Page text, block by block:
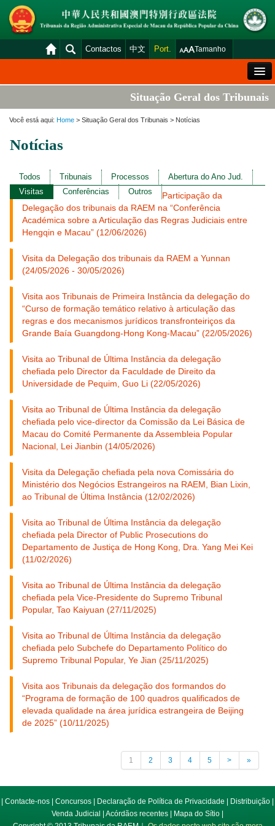
Contactos 中文 Port. Tamanho
Situação Geral dos Tribunais
Venda Judicial
Estatística
Consulta das declarações de rendimentos
Download
Plataforma electrónica dos tribunais
Situação Geral dos Tribunais
Você está aqui: Home > Situação Geral dos Tribunais > Notícias
Notícias
Todos Tribunais Processos
Abertura do Ano Jud.
Visitas
Conferências Outros
Participação da
Delegação dos tribunais da RAEM na “Conferência
Académica sobre a Articulação das Regras Judiciais entre
Hengqin e Macau” (12/06/2026)
Visita da Delegação dos tribunais da RAEM a Yunnan
(24/05/2026 - 30/05/2026)
Visita aos Tribunais de Primeira Instância da delegação do
“Curso de formação temático relativo à articulação das
regras e dos mecanismos jurídicos transfronteiriços da
Grande Baía Guangdong-Hong Kong-Macau” (22/05/2026)
Visita ao Tribunal de Última Instância da delegação
chefiada pelo Director da Faculdade de Direito da
Universidade de Pequim, Guo Li (22/05/2026)
Visita ao Tribunal de Última Instância da delegação
chefiada pelo vice-director da Comissão da Lei Básica de
Macau do Comité Permanente da Assembleia Popular
Nacional, Lei Jianbin (14/05/2026)
Visita da Delegação chefiada pela nova Comissária do
Ministério dos Negócios Estrangeiros na RAEM, Bian Lixin,
ao Tribunal de Última Instância (12/02/2026)
Visita ao Tribunal de Última Instância da delegação
chefiada pela Director of Public Prosecutions do
Departamento de Justiça de Hong Kong, Dra. Yang Mei Kei
(11/02/2026)
Visita ao Tribunal de Última Instância da delegação
chefiada pela Vice-Presidente do Supremo Tribunal
Popular, Tao Kaiyuan (27/11/2025)
Visita ao Tribunal de Última Instância da delegação
chefiada pelo Subchefe do Departamento Político do
Supremo Tribunal Popular, Ye Jian (25/11/2025)
Visita aos Tribunais da delegação dos formandos do
“Programa de formação de 100 quadros qualificados de
elevada qualidade na área jurídica estrangeira de Beijing
de 2025” (10/11/2025)
1 2 3 4 5 > »
Contacte-nos Concursos Declaração de Política de Privacidade Distribuição
Venda Judicial
Acórdãos recentes Mapa do Sítio